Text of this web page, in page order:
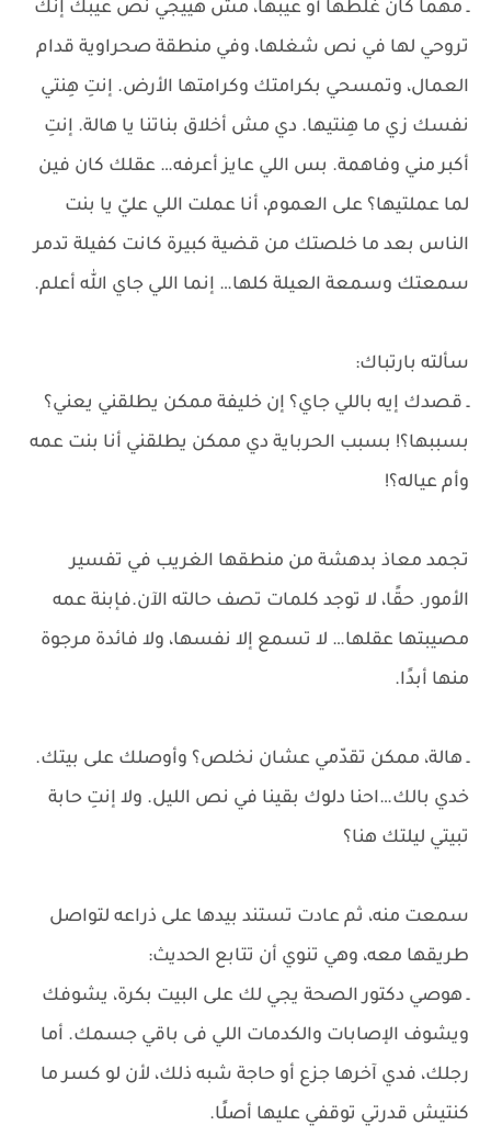
ـ مهما كان غلطها أو عيبها، مش هييجي نص عيبك إنك
تروحي لها في نص شغلها، وفي منطقة صحراوية قدام
العمال، وتمسحي بكرامتك وكرامتها الأرض. إنتِ هِنتي
نفسك زي ما هِنتيها. دي مش أخلاق بناتنا يا هالة. إنتِ
أكبر مني وفاهمة. بس اللي عايز أعرفه… عقلك كان فين
لما عملتيها؟ على العموم، أنا عملت اللي عليّ يا بنت
الناس بعد ما خلصتك من قضية كبيرة كانت كفيلة تدمر
سمعتك وسمعة العيلة كلها… إنما اللي جاي الله أعلم.
سألته بارتباك:
ـ قصدك إيه باللي جاي؟ إن خليفة ممكن يطلقني يعني؟
بسببها؟! بسبب الحرباية دي ممكن يطلقني أنا بنت عمه
وأم عياله؟!
تجمد معاذ بدهشة من منطقها الغريب في تفسير
الأمور. حقًا، لا توجد كلمات تصف حالته الآن.فإبنة عمه
مصيبتها عقلها… لا تسمع إلا نفسها، ولا فائدة مرجوة
منها أبدًا.
ـ هالة، ممكن تقدّمي عشان نخلص؟ وأوصلك على بيتك.
خدي بالك…احنا دلوك بقينا في نص الليل. ولا إنتِ حابة
تبيتي ليلتك هنا؟
سمعت منه، ثم عادت تستند بيدها على ذراعه لتواصل
طريقها معه، وهي تنوي أن تتابع الحديث:
ـ هوصي دكتور الصحة يجي لك على البيت بكرة، يشوفك
ويشوف الإصابات والكدمات اللي فى باقي جسمك. أما
رجلك، فدي آخرها جزع أو حاجة شبه ذلك، لأن لو كسر ما
كنتيش قدرتي توقفي عليها أصلًا.